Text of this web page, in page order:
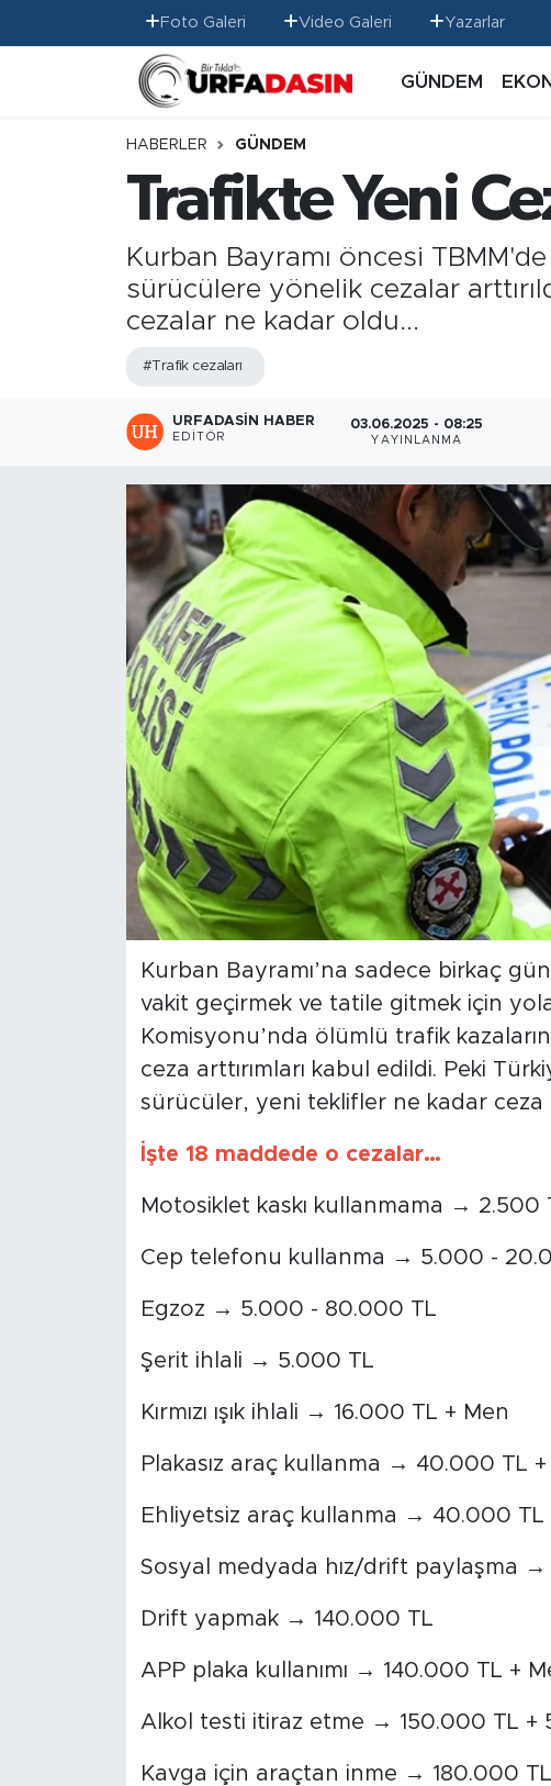
Foto Galeri Video Galeri Yazarlar
GÜNDEM
HABERLER GÜNDEM
Trafikte Yeni
Kurban Bayramı öncesi
sürücülere yönelik cezalar
cezalar ne kadar oldu...
#Trafik cezaları
URFADASIN HABER
EDITÖR
03.06.2025 - 08:25
YAYINLANMA
Kurban Bayramı’na sadece birkaç
vakit geçirmek ve tatile gitmek için
Komisyonu’nda ölümlü trafik
ceza arttırımları kabul edildi. Peki
sürücüler, yeni teklifler ne kadar ceza
İşte 18 maddede o cezalar…
Motosiklet kaskı kullanmama → 2.500
Cep telefonu kullanma → 5.000 -
Egzoz → 5.000 - 80.000 TL
Şerit ihlali → 5.000 TL
Kırmızı ışık ihlali → 16.000 TL + Men
Plakasız araç kullanma → 40.000 TL +
Ehliyetsiz araç kullanma → 40.000 TL
Sosyal medyada hız/drift paylaşma
Drift yapmak → 140.000 TL
APP plaka kullanımı → 140.000 TL +
Alkol testi itiraz etme → 150.000 TL +
Kavga için araçtan inme → 180.000 TL
GÜNDEM
EKONOMİ
TEKNOLOJİ
Gizlilik ve Güvenlik Politikası
Nöbetçi Eczaneler
Hava Durumu
Namaz Vakitleri
Trafik Durumu
Süper Lig Puan Durumu ve Fikstür
Tüm Manşetler
Son Dakika Haberleri